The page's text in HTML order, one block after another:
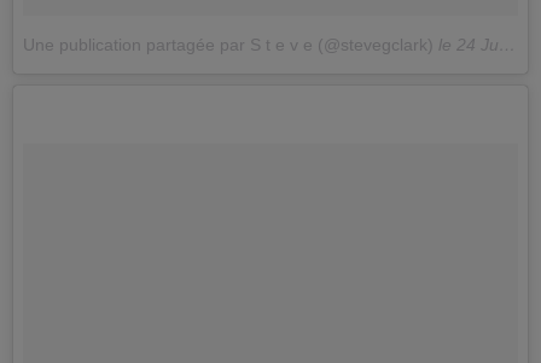
Une publication partagée par S t e v e (@stevegclark) le 24 Juin 2018 à 9 :16 PDT